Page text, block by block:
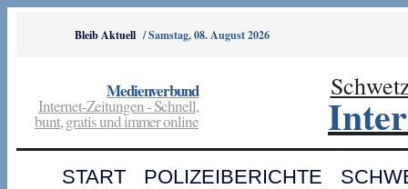
Bleib Aktuell /Samstag, 08. August 2026
Medienverbund
Internet-Zeitungen - Schnell,
bunt, gratis und immer online
START POLIZEIBERICHTE